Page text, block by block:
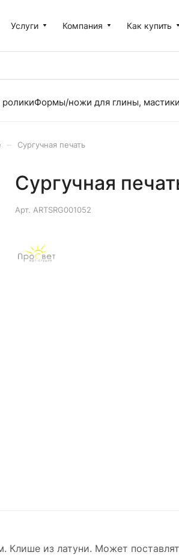
Услуги Компания Как купить
Формы/ножи для глины,
Сургучная печать
Сургучная
Арт. ARTSRG001052
из латуни. Может